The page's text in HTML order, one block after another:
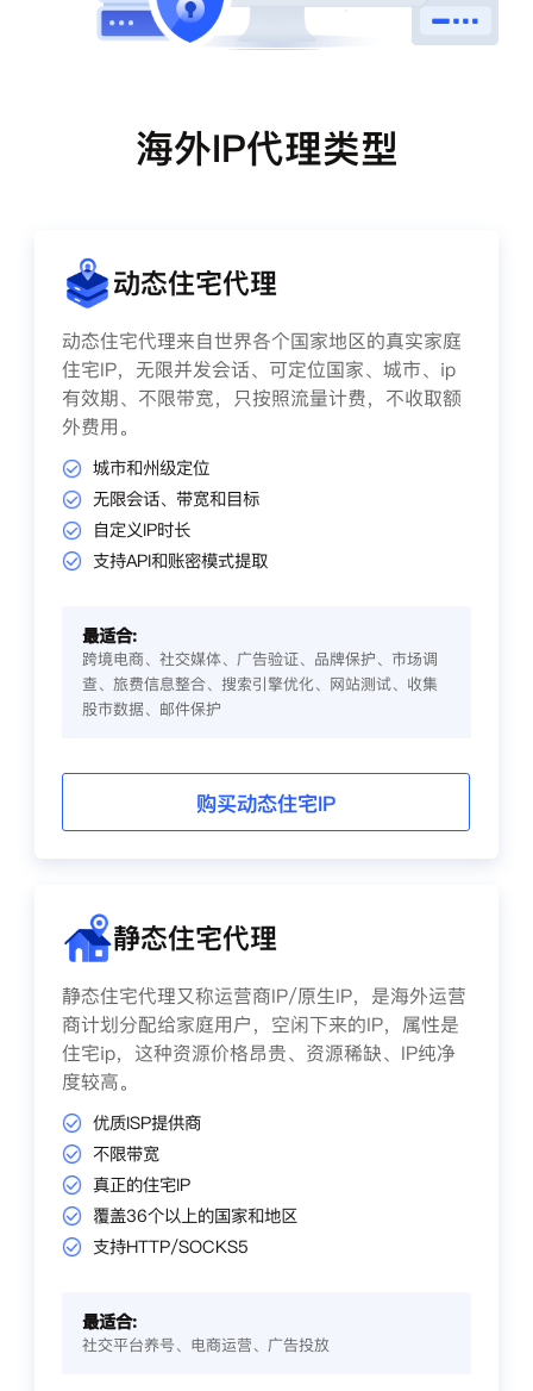
海外IP代理类型
动态住宅代理
动态住宅代理来自世界各个国家地区的真实家庭
住宅IP，无限并发会话、可定位国家、城市、ip
有效期、不限带宽，只按照流量计费，不收取额
外费用。
城市和州级定位
无限会话、带宽和目标
自定义IP时长
支持API和账密模式提取
最适合:
跨境电商、社交媒体、广告验证、品牌保护、市场调
查、旅费信息整合、搜索引擎优化、网站测试、收集
股市数据、邮件保护
购买动态住宅IP
静态住宅代理
静态住宅代理又称运营商IP/原生IP，是海外运营
商计划分配给家庭用户，空闲下来的IP，属性是
住宅ip，这种资源价格昂贵、资源稀缺、IP纯净
度较高。
优质ISP提供商
不限带宽
真正的住宅IP
覆盖36个以上的国家和地区
支持HTTP/SOCKS5
最适合:
社交平台养号、电商运营、广告投放